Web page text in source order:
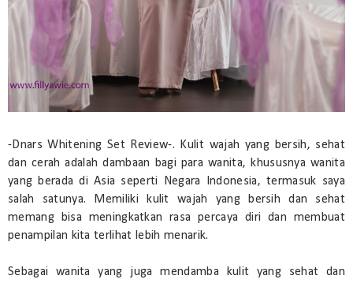
-Dnars Whitening Set Review-. Kulit wajah yang bersih, sehat
dan cerah adalah dambaan bagi para wanita, khususnya wanita
yang berada di Asia seperti Negara Indonesia, termasuk saya
salah satunya. Memiliki kulit wajah yang bersih dan sehat
memang bisa meningkatkan rasa percaya diri dan membuat
penampilan kita terlihat lebih menarik.
Sebagai wanita yang juga mendamba kulit yang sehat dan